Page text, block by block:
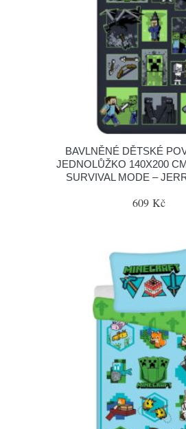
BAVLNĚNÉ DĚTSKÉ
JEDNOLŮŽKO 140X200
SURVIVAL MODE –
609 Kč